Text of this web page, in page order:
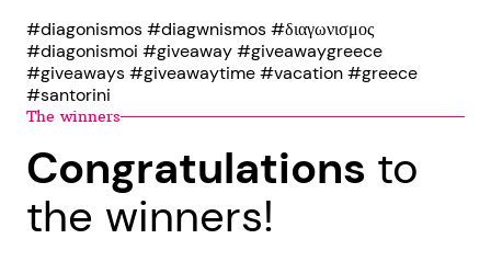
#diagonismos #diagwnismos #διαγωνισμος
#diagonismoi #giveaway #giveawaygreece
#giveaways #giveawaytime #vacation #greece
#santorini
The winners
Congratulations to
the winners!